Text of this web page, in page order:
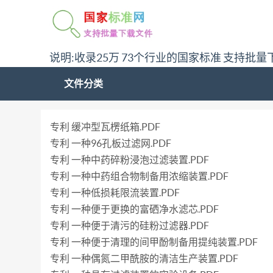
说明:收录25万 73个行业的国家标准 支持批量
文件分类
专利 缓冲型瓦楞纸箱.PDF
专利 一种96孔板过滤网.PDF
专利 一种中药碎粉浸泡过滤装置.PDF
专利 一种中药组合物制备用浓缩装置.PDF
专利 一种低损耗限流装置.PDF
专利 一种便于更换的富硒净水滤芯.PDF
专利 一种便于清污的硅粉过滤器.PDF
专利 一种便于清理的间甲酚制备用提纯装置.PDF
专利 一种偶氮二甲酰胺的清洁生产装置.PDF